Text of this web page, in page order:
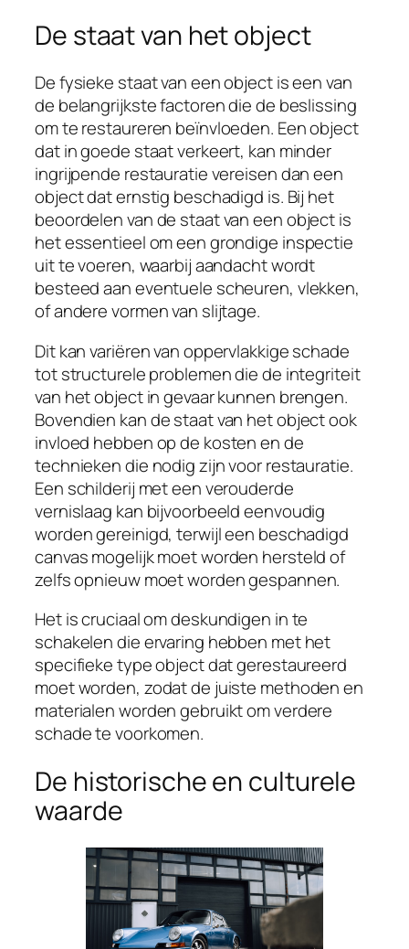
De staat van het object
De fysieke staat van een object is een van
de belangrijkste factoren die de beslissing
om te restaureren beïnvloeden. Een object
dat in goede staat verkeert, kan minder
ingrijpende restauratie vereisen dan een
object dat ernstig beschadigd is. Bij het
beoordelen van de staat van een object is
het essentieel om een grondige inspectie
uit te voeren, waarbij aandacht wordt
besteed aan eventuele scheuren, vlekken,
of andere vormen van slijtage.
Dit kan variëren van oppervlakkige schade
tot structurele problemen die de integriteit
van het object in gevaar kunnen brengen.
Bovendien kan de staat van het object ook
invloed hebben op de kosten en de
technieken die nodig zijn voor restauratie.
Een schilderij met een verouderde
vernislaag kan bijvoorbeeld eenvoudig
worden gereinigd, terwijl een beschadigd
canvas mogelijk moet worden hersteld of
zelfs opnieuw moet worden gespannen.
Het is cruciaal om deskundigen in te
schakelen die ervaring hebben met het
specifieke type object dat gerestaureerd
moet worden, zodat de juiste methoden en
materialen worden gebruikt om verdere
schade te voorkomen.
De historische en culturele
waarde